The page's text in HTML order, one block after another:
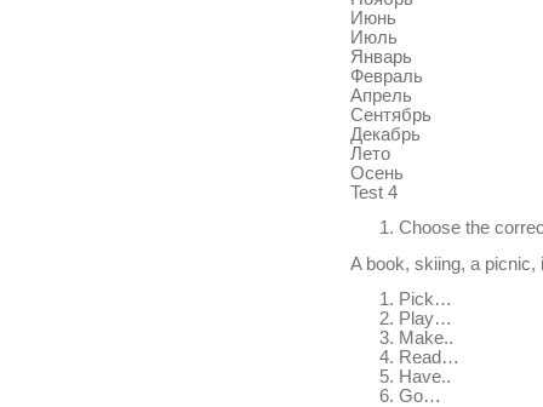
Июнь
Июль
Январь
Февраль
Апрель
Сентябрь
Декабрь
Лето
Осень
Test 4
Choose the
A book, skiing, a
Pick…
Play…
Make..
Read…
Have..
Go…